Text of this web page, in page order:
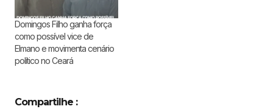
Domingos Filho ganha força
como possível vice de
Elmano e movimenta cenário
político no Ceará
Compartilhe :